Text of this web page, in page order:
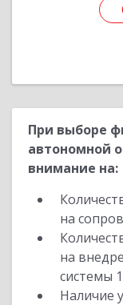
При выборе
автономной
внимание на:
на
на
системы
Наличие